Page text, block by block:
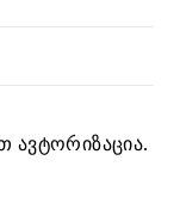
ავტორიზაცია.